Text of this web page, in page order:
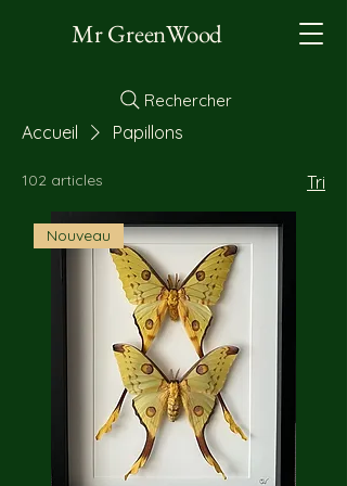
Mr GreenWood
Rechercher
Accueil Papillons
102 articles Tri
Nouveau